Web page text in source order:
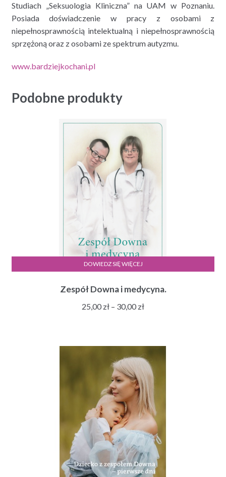
Studiach „Seksuologia Kliniczna” na UAM w Poznaniu.
Posiada doświadczenie w pracy z osobami z
niepełnosprawnością intelektualną i niepełnosprawnością
sprzężoną oraz z osobami ze spektrum autyzmu.
www.bardziejkochani.pl
Podobne produkty
Zespół Downa i medycyna.
25,00 zł – 30,00 złZakres
do
30,00 zł
DOWIEDZ SIĘ WIĘCEJ